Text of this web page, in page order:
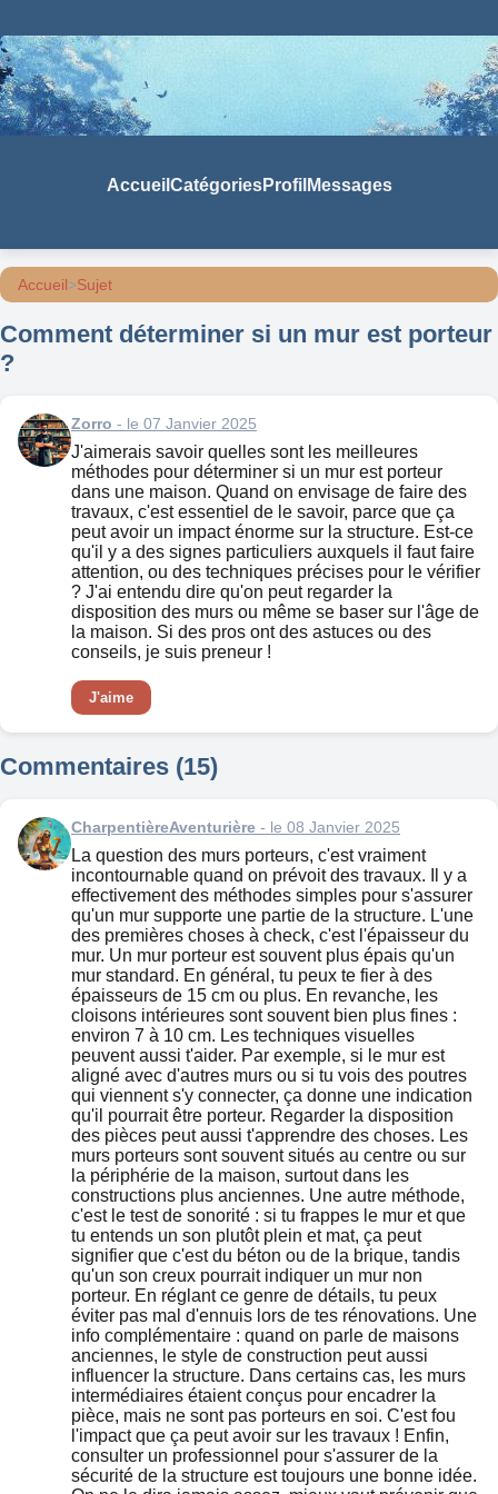
Accueil CatégoriesProfil Messages
Accueil>Sujet
Comment déterminer si un mur est porteur
?
Zorro - le 07 Janvier 2025
J'aimerais savoir quelles sont les meilleures
méthodes pour déterminer si un mur est porteur
dans une maison. Quand on envisage de faire des
travaux, c'est essentiel de le savoir, parce que ça
peut avoir un impact énorme sur la structure. Est-ce
qu'il y a des signes particuliers auxquels il faut faire
attention, ou des techniques précises pour le vérifier
? J'ai entendu dire qu'on peut regarder la
disposition des murs ou même se baser sur l'âge de
la maison. Si des pros ont des astuces ou des
conseils, je suis preneur !
J'aime
Commentaires (15)
CharpentièreAventurière - le 08 Janvier 2025
La question des murs porteurs, c'est vraiment
incontournable quand on prévoit des travaux. Il y a
effectivement des méthodes simples pour s'assurer
qu'un mur supporte une partie de la structure. L'une
des premières choses à check, c'est l'épaisseur du
mur. Un mur porteur est souvent plus épais qu'un
mur standard. En général, tu peux te fier à des
épaisseurs de 15 cm ou plus. En revanche, les
cloisons intérieures sont souvent bien plus fines :
environ 7 à 10 cm. Les techniques visuelles
peuvent aussi t'aider. Par exemple, si le mur est
aligné avec d'autres murs ou si tu vois des poutres
qui viennent s'y connecter, ça donne une indication
qu'il pourrait être porteur. Regarder la disposition
des pièces peut aussi t'apprendre des choses. Les
murs porteurs sont souvent situés au centre ou sur
la périphérie de la maison, surtout dans les
constructions plus anciennes. Une autre méthode,
c'est le test de sonorité : si tu frappes le mur et que
tu entends un son plutôt plein et mat, ça peut
signifier que c'est du béton ou de la brique, tandis
qu'un son creux pourrait indiquer un mur non
porteur. En réglant ce genre de détails, tu peux
éviter pas mal d'ennuis lors de tes rénovations. Une
info complémentaire : quand on parle de maisons
anciennes, le style de construction peut aussi
influencer la structure. Dans certains cas, les murs
intermédiaires étaient conçus pour encadrer la
pièce, mais ne sont pas porteurs en soi. C'est fou
l'impact que ça peut avoir sur les travaux ! Enfin,
consulter un professionnel pour s'assurer de la
sécurité de la structure est toujours une bonne idée.